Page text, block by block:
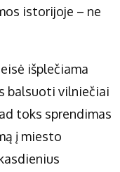
istorijoje – ne
išplečiama
balsuoti vilniečiai
toks sprendimas
į miesto